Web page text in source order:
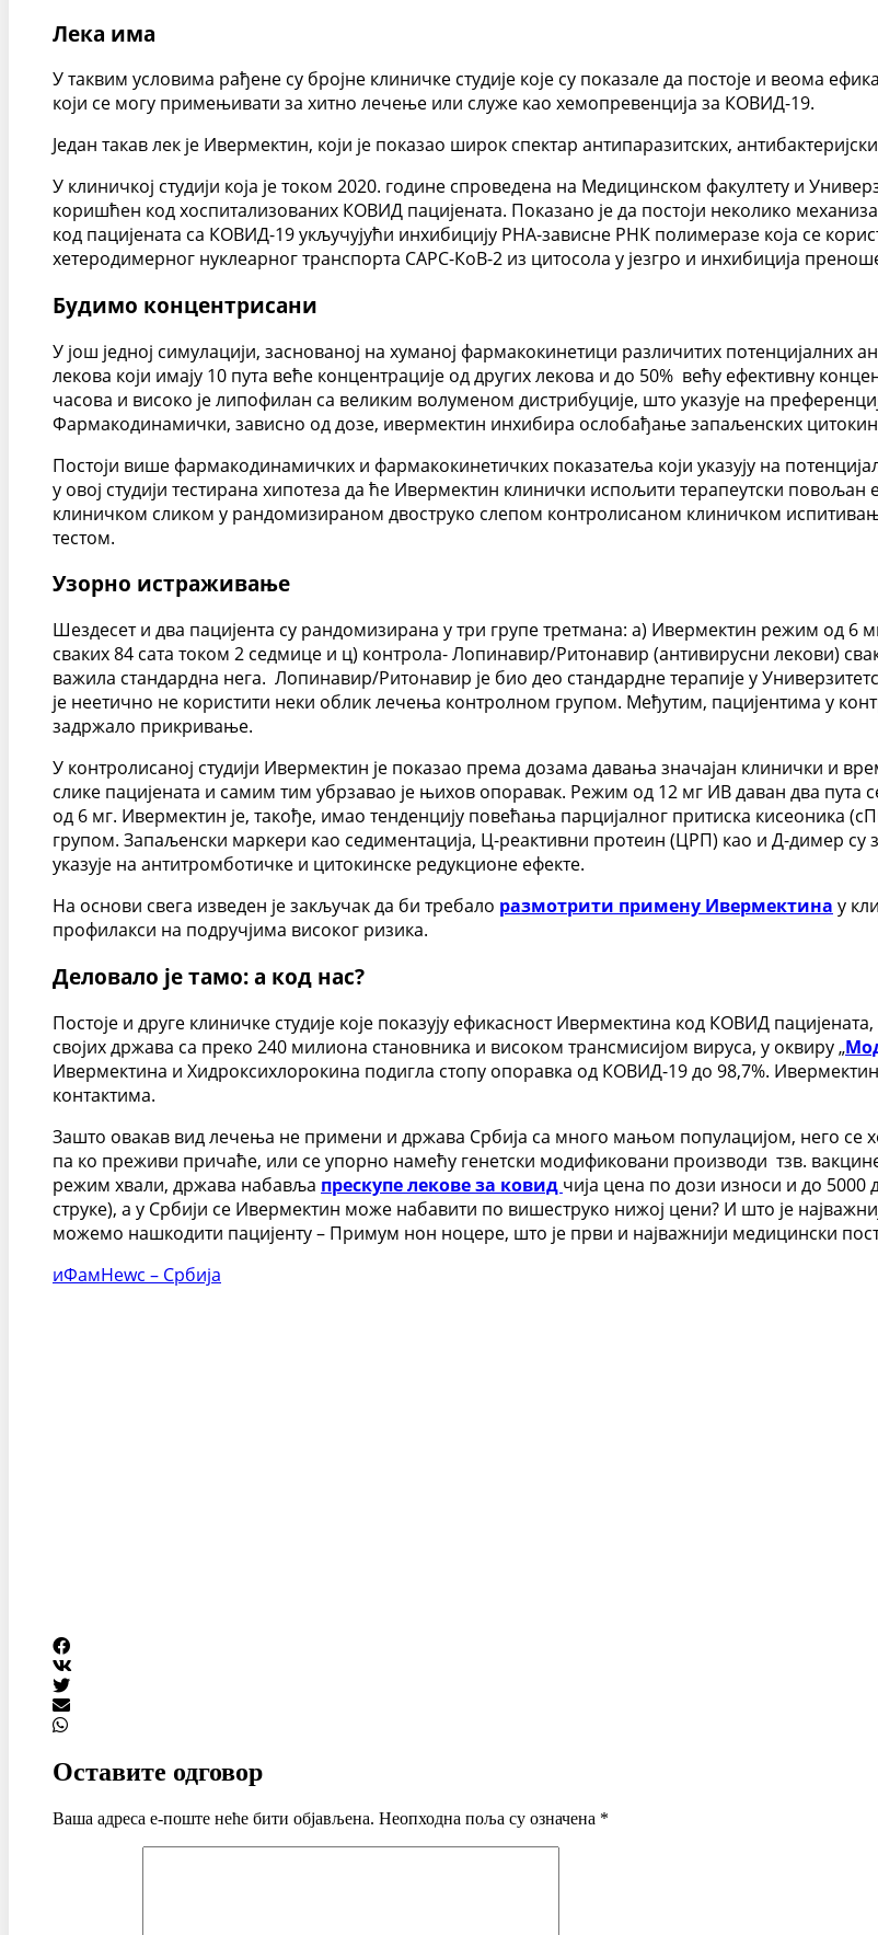
Лека има
У таквим условима рађене су бројне клиничке студије које су показале да постоје и веома
који се могу примењивати за хитно лечење или служе као хемопревенција за КОВИД-19.
Један такав лек је Ивермектин, који је показао широк спектар антипаразитских,
У клиничкој студији која је током 2020. године спроведена на Медицинском факултету и
коришћен код хоспитализованих КОВИД пацијената. Показано је да постоји неколико
код пацијената са КОВИД-19 укључујући инхибицију РНА-зависне РНК полимеразе која се
хетеродимерног нуклеарног транспорта САРС-КоВ-2 из цитосола у језгро и инхибиција
Будимо концентрисани
У још једној симулацији, заснованој на хуманој фармакокинетици различитих потенцијалних
лекова који имају 10 пута веће концентрације од других лекова и до 50% већу ефективну
часова и високо је липофилан са великим волуменом дистрибуције, што указује на
Фармакодинамички, зависно од дозе, ивермектин инхибира ослобађање запаљенских
Постоји више фармакодинамичких и фармакокинетичких показатеља који указују на
у овој студији тестирана хипотеза да ће Ивермектин клинички испољити терапеутски
клиничком сликом у рандомизираном двоструко слепом контролисаном клиничком
тестом.
Узорно истраживање
Шездесет и два пацијента су рандомизирана у три групе третмана: а) Ивермектин режим од 6
сваких 84 сата током 2 седмице и ц) контрола- Лопинавир/Ритонавир (антивирусни лекови)
важила стандардна нега. Лопинавир/Ритонавир је био део стандардне терапије у
је неетично не користити неки облик лечења контролном групом. Међутим, пацијентима у
задржало прикривање.
У контролисаној студији Ивермектин је показао према дозама давања значајан клинички и
слике пацијената и самим тим убрзавао је њихов опоравак. Режим од 12 мг ИВ даван два пута
од 6 мг. Ивермектин је, такође, имао тенденцију повећања парцијалног притиска кисеоника
групом. Запаљенски маркери као седиментација, Ц-реактивни протеин (ЦРП) као и Д-димер су
указује на антитромботичке и цитокинске редукционе ефекте.
На основи свега изведен је закључак да би требало размотрити примену Ивермектина у
профилакси на подручјима високог ризика.
Деловало је тамо: а код нас?
Постоје и друге клиничке студије које показују ефикасност Ивермектина код КОВИД
својих држава са преко 240 милиона становника и високом трансмисијом вируса, у оквиру „
Ивермектина и Хидроксихлорокина подигла стопу опоравка од КОВИД-19 до 98,7%.
контактима.
Зашто овакав вид лечења не примени и држава Србија са много мањом популацијом, него се
па ко преживи причаће, или се упорно намећу генетски модификовани производи тзв.
режим хвали, држава набавља прескупе лекове за ковид чија цена по дози износи и до
струке), а у Србији се Ивермектин може набавити по вишеструко нижој цени? И што је
можемо нашкодити пацијенту – Примум нон ноцере, што је први и најважнији медицински
иФамНеwс – Србија
Оставите одговор
Ваша адреса е-поште неће бити објављена. Неопходна поља су означена *